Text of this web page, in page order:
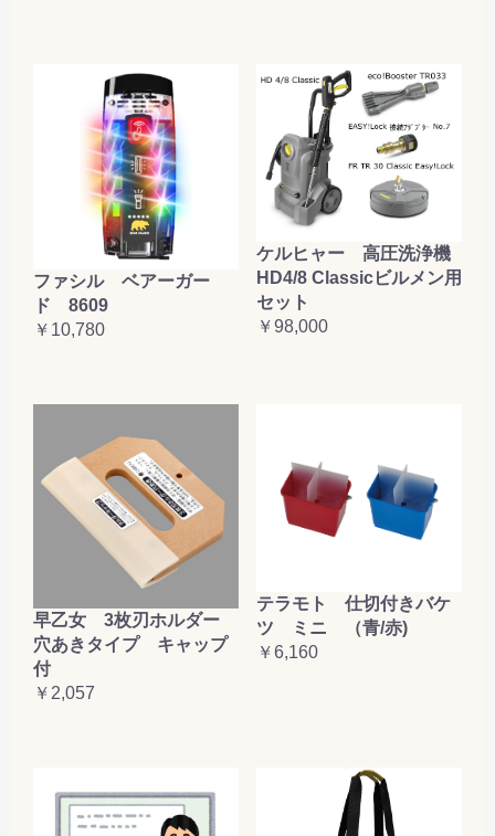
ファシル ベアーガー
ド 8609
￥10,780
ケルヒャー 高圧洗浄機
HD4/8 Classicビルメン用
セット
￥98,000
早乙女 3枚刃ホルダー
穴あきタイプ キャップ
付
￥2,057
テラモト 仕切付きバケ
ツ ミニ （青/赤)
￥6,160